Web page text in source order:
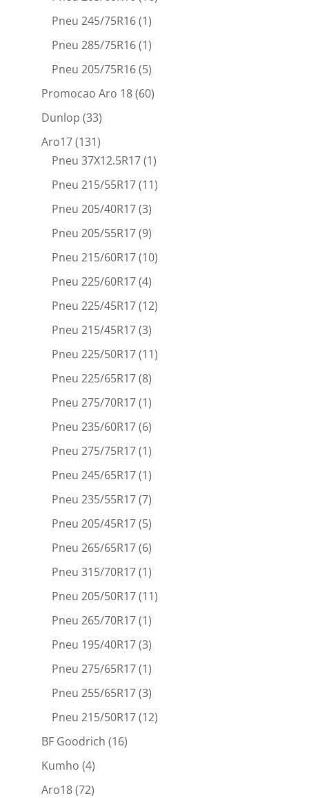
Pneu 245/75R16(1)
Pneu 285/75R16(1)
Pneu 205/75R16(5)
Promocao Aro 18(60)
Dunlop (33)
Aro17(131)
Pneu 37X12.5R17(1)
Pneu 215/55R17(11)
Pneu 205/40R17(3)
Pneu 205/55R17(9)
Pneu 215/60R17(10)
Pneu 225/60R17(4)
Pneu 225/45R17(12)
Pneu 215/45R17(3)
Pneu 225/50R17(11)
Pneu 225/65R17(8)
Pneu 275/70R17(1)
Pneu 235/60R17(6)
Pneu 275/75R17(1)
Pneu 245/65R17(1)
Pneu 235/55R17(7)
Pneu 205/45R17(5)
Pneu 265/65R17(6)
Pneu 315/70R17(1)
Pneu 205/50R17(11)
Pneu 265/70R17(1)
Pneu 195/40R17(3)
Pneu 275/65R17(1)
Pneu 255/65R17(3)
Pneu 215/50R17(12)
BF Goodrich (16)
Kumho (4)
Aro18(72)